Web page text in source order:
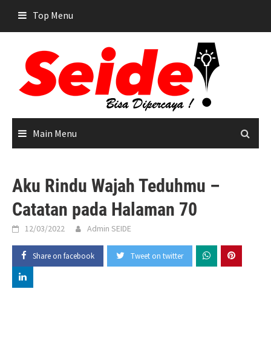
content
Top Menu
Main Menu
Aku Rindu Wajah Teduhmu –
Catatan pada Halaman 70
12/03/2022 Admin SEIDE
Share on facebook Tweet on twitter